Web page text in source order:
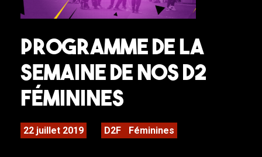
Programme de la
semaine de nos D2
Féminines
22 juillet 2019 D2F Féminines